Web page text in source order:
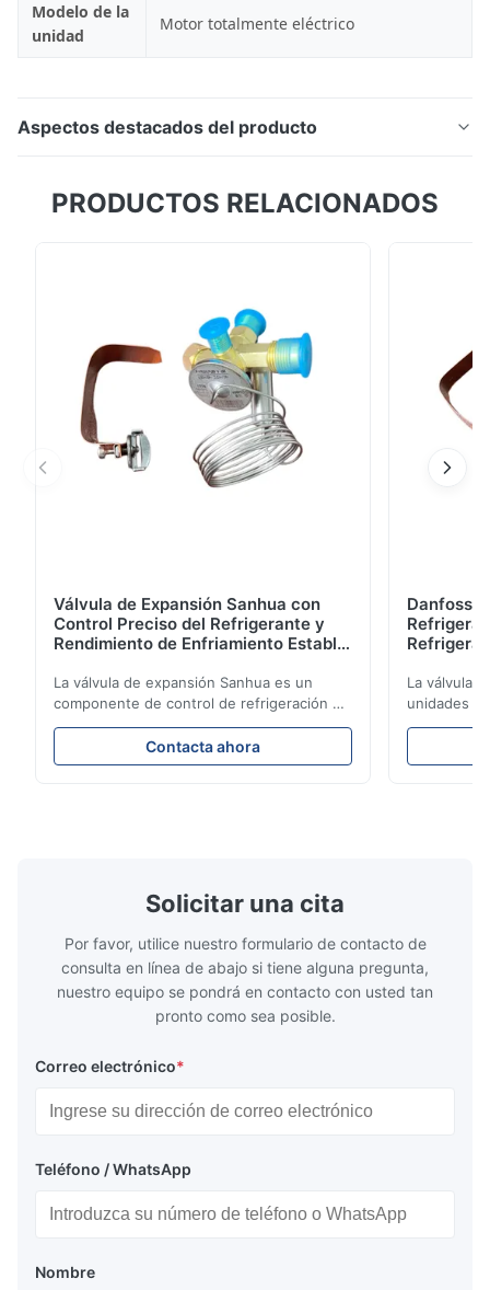
Modelo de la
unidad
Motor totalmente eléctrico
Aspectos destacados del producto
camiones NEV. El diseño compacto y resistente al
PRODUCTOS RELACIONADOS
Válvula de Expansión Sanhua con
Control Preciso del Refrigerante y
Rendimiento de Enfriamiento Estable
Vehículos
La válvula de expansión Sanhua es un
componente de control de refrigeración de
alto rendimiento diseñado para unidades
de refrigeración de camiones, furgonetas
refrigeradas y sistemas de transporte de
Contacta ahora
Danfoss
La válvula
unidades
regula con
Solicitar una cita
Por favor, utilice nuestro formulario de contacto de
consulta en línea de abajo si tiene alguna pregunta,
nuestro equipo se pondrá en contacto con usted tan
pronto como sea posible.
Correo electrónico*
Teléfono / WhatsApp
Nombre